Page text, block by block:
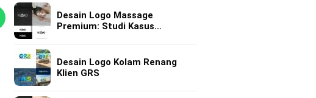
Desain Logo Massage
Premium: Studi Kasus…
Desain Logo Kolam Renang
Klien GRS